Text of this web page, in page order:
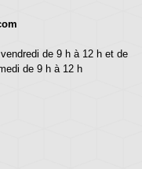
de 9 h à 12 h et de
de 9 h à 12 h